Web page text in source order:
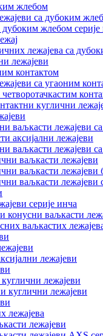
жлебом
са дубоким
жлебом серије
лежајева са
лежајеви
контактом
са угаоним
куглични
ваљкасти лежајеви
аксијални лежајеви
ваљкасти лежајеви
ваљкасти лежајеви
ваљкасти лежајеви
ваљкасти
серије инча
конусни ваљкасти
ваљкастих
лежајеви
лежајеви
куглични лежајеви
лежајева
лежајеви